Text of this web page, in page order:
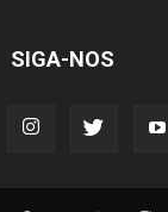
SIGA-NOS